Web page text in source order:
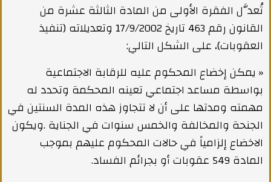
تُعدَّل الفقرة الأولى من المادة الثالثة عشرة من
القانون رقم 463 تاريخ 17/9/2002 وتعديلاته (تنفيذ
العقوبات)، على الشكل التالي:
« يمكن إخضاع المحكوم عليه للرقابة الاجتماعية
بواسطة مساعد اجتماعي تعينه المحكمة وتحدد له
مهمته ومدتها على أن لا تتجاوز هذه المدة السنتين في
الجنحة والمخالفة والخمس سنوات في الجناية .ويكون
الاخضاع إلزامياً في حالات المحكوم عليهم بموجب
المادة 549 عقوبات أو بجرائم الفساد.